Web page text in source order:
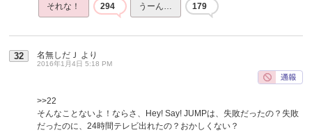
それな！ 294 うーん… 179
32 名無しだＪ より
2016年1月4日 5:18 PM
>>22
そんなことないよ！ならさ、Hey! Say! JUMPは、失敗だったの？失敗
だったのに、24時間テレビ出れたの？おかしくない？